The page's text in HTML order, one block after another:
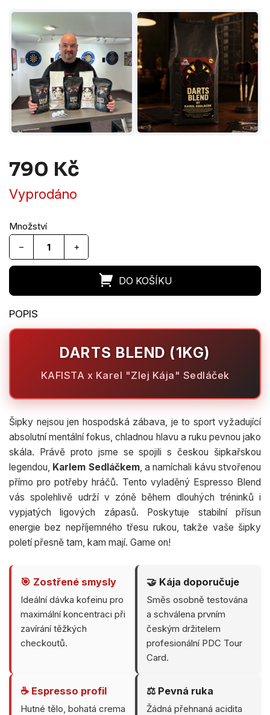
790 Kč
Vyprodáno
+
−
DARTS BLEND (1KG)
KAFISTA x Karel "Zlej Kája" Sedláček
Šipky nejsou jen hospodská zábava, je to sport vyžadující
absolutní mentální fokus, chladnou hlavu a ruku pevnou jako
skála. Právě proto jsme se spojili s českou šipkařskou
legendou, Karlem Sedláčkem, a namíchali kávu stvořenou
přímo pro potřeby hráčů. Tento vyladěný Espresso Blend
vás spolehlivě udrží v zóně během dlouhých tréninků i
vypjatých ligových zápasů. Poskytuje stabilní přísun
energie bez nepříjemného třesu rukou, takže vaše šipky
poletí přesně tam, kam mají. Game on!
🎯 Zostřené smysly
Ideální dávka kofeinu pro
maximální koncentraci při
zavírání těžkých
checkoutů.
🤝 Kája doporučuje
Směs osobně testována
a schválena prvním
českým držitelem
profesionální PDC Tour
Card.
☕ Espresso profil
Hutné tělo, bohatá crema
⚖️ Pevná ruka
Žádná přehnaná acidita